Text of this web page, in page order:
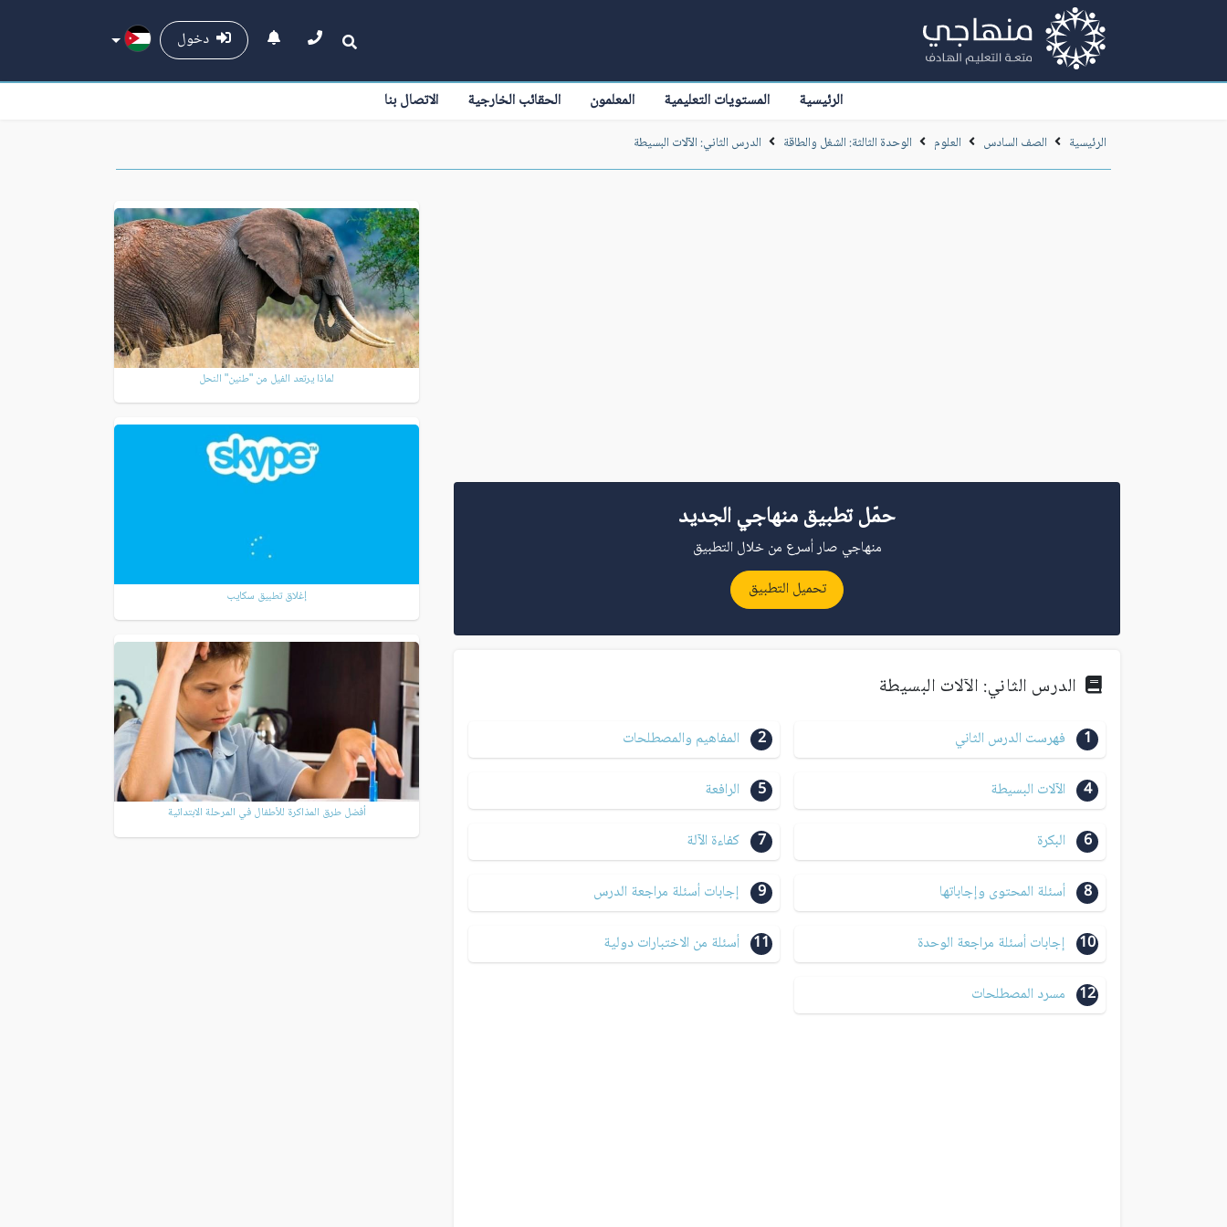
دخول
الرئيسية المستويات التعليمية المعلمون الحقائب الخارجية الاتصال بنا
الرئيسية الصف السادس العلوم الوحدة الثالثة: الشغل والطاقة الدرس الثاني: الآلات البسيطة
حمّل تطبيق منهاجي الجديد
منهاجي صار أسرع من خلال التطبيق
تحميل التطبيق
الدرس الثاني: الآلات البسيطة
1 فهرست الدرس الثاني 2 المفاهيم والمصطلحات
4 الآلات البسيطة 5 الرافعة
6 البكرة 7 كفاءة الآلة
8 أسئلة المحتوى وإجاباتها 9 إجابات أسئلة مراجعة الدرس
10 إجابات أسئلة مراجعة الوحدة 11 أسئلة من الاختبارات دولية
12 مسرد المصطلحات
لماذا يرتعد الفيل من "طنين" النحل
إغلاق تطبيق سكايب
أفضل طرق المذاكرة للأطفال في المرحلة الابتدائية